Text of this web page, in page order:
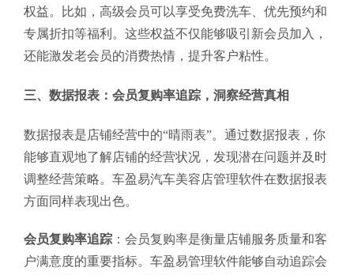
权益。比如，高级会员可以享受免费洗车、优先预约和
专属折扣等福利。这些权益不仅能够吸引新会员加入，
还能激发老会员的消费热情，提升客户粘性。
三、数据报表：会员复购率追踪，洞察经营真相
数据报表是店铺经营中的“晴雨表”。通过数据报表，你
能够直观地了解店铺的经营状况，发现潜在问题并及时
调整经营策略。车盈易汽车美容店管理软件在数据报表
方面同样表现出色。
会员复购率追踪 ：会员复购率是衡量店铺服务质量和客
户满意度的重要指标。车盈易管理软件能够自动追踪会